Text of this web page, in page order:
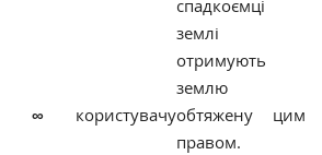
∞ користувачу
спадкоємці
землі
отримують
землю
обтяжену цим
правом.